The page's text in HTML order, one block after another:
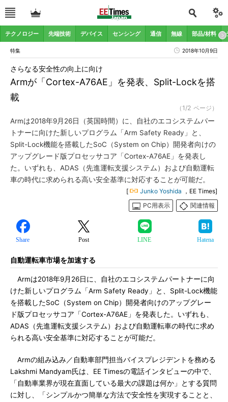
テクノロジー 先端技術 デバイス センシング 通信 無線 部品/材料
特集 2018年10月9日
Armが「Cortex-A76AE」を発表、Split-Lockを搭
載
さらなる安全性の向上に向け
（1/2 ページ）
Armは2018年9月26日（英国時間）に、自社のエコシステムパー
トナーに向けた新しいプログラム「Arm Safety Ready」と、
Split-Lock機能を搭載したSoC（System on Chip）開発者向けの
アップグレード版プロセッサコア「Cortex-A76AE」を発表し
た。いずれも、ADAS（先進運転支援システム）および自動運転
車の時代に求められる高い安全基準に対応することが可能だ。
[ Junko Yoshida ，EE Times]
PC用表示
関連情報
Share Post LINE Hatena
自動運転車市場を加速する
Armは2018年9月26日に、自社のエコシステムパートナーに向
けた新しいプログラム「Arm Safety Ready」と、Split-Lock機能
を搭載したSoC（System on Chip）開発者向けのアップグレー
ド版プロセッサコア「Cortex-A76AE」を発表した。いずれも、
ADAS（先進運転支援システム）および自動運転車の時代に求め
られる高い安全基準に対応することが可能だ。
Armの組み込み／自動車部門担当バイスプレジデントを務める
Lakshmi Mandyam氏は、EE Timesの電話インタビューの中で、
「自動車業界が現在直面している最大の課題は何か」とする質問
に対し、「シンプルかつ簡単な方法で安全性を実現することと、